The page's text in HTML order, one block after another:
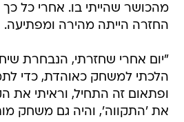
מהכושר שהייתי בו. אחרי כל
החזרה הייתה מהירה ומפתיעה.
"יום אחרי שחזרתי, הנבחרת
הלכתי למשחק כאוהדת, כדי
ופתאום זה התחיל, וראיתי את
את 'התקווה', והיה גם משחק